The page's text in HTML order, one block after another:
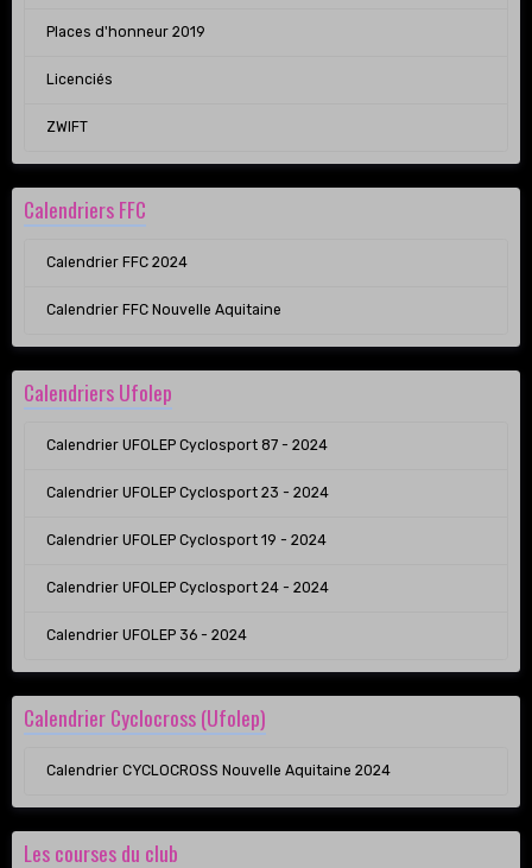
Places d'honneur 2019
Licenciés
ZWIFT
Calendriers FFC
Calendrier FFC 2024
Calendrier FFC Nouvelle Aquitaine
Calendriers Ufolep
Calendrier UFOLEP Cyclosport 87 - 2024
Calendrier UFOLEP Cyclosport 23 - 2024
Calendrier UFOLEP Cyclosport 19 - 2024
Calendrier UFOLEP Cyclosport 24 - 2024
Calendrier UFOLEP 36 - 2024
Calendrier Cyclocross (Ufolep)
Calendrier CYCLOCROSS Nouvelle Aquitaine 2024
Les courses du club